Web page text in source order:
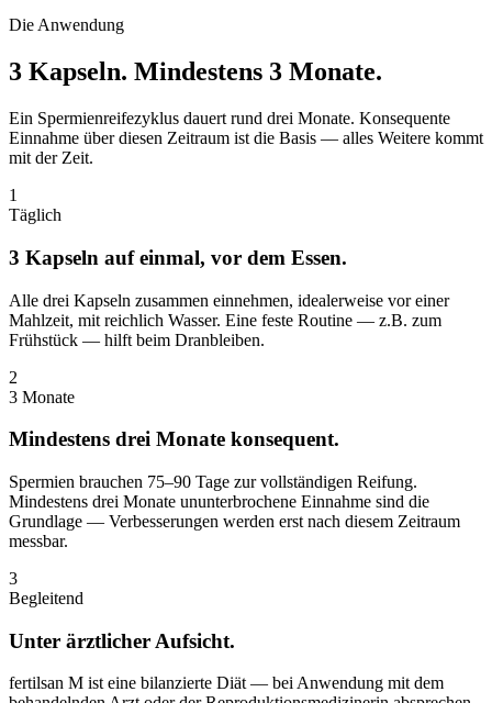
Die Anwendung
3 Kapseln. Mindestens 3 Monate.
Ein Spermienreifezyklus dauert rund drei Monate. Konsequente
Einnahme über diesen Zeitraum ist die Basis — alles Weitere kommt
mit der Zeit.
1
Täglich
3 Kapseln auf einmal, vor dem Essen.
Alle drei Kapseln zusammen einnehmen, idealerweise vor einer
Mahlzeit, mit reichlich Wasser. Eine feste Routine — z.B. zum
Frühstück — hilft beim Dranbleiben.
2
3 Monate
Mindestens drei Monate konsequent.
Spermien brauchen 75–90 Tage zur vollständigen Reifung.
Mindestens drei Monate ununterbrochene Einnahme sind die
Grundlage — Verbesserungen werden erst nach diesem Zeitraum
messbar.
3
Begleitend
Unter ärztlicher Aufsicht.
fertilsan M ist eine bilanzierte Diät — bei Anwendung mit dem